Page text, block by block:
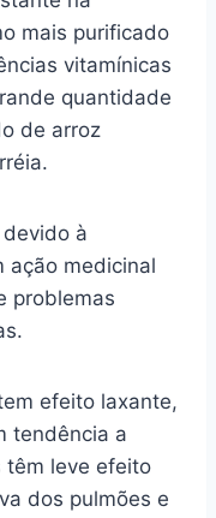
mais purificado
vitamínicas
quantidade
de arroz
à
ação medicinal
problemas
efeito laxante,
tendência a
têm leve efeito
dos pulmões e